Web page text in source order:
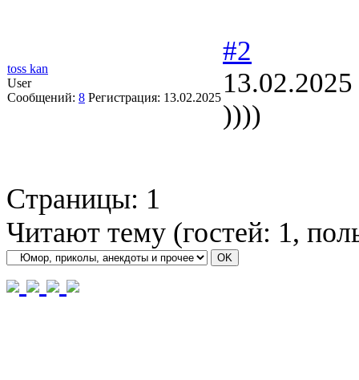
toss kan
User
Сообщений: 8 Регистрация: 13.02.2025
#2
))))
Страницы: 1
Читают тему (гостей: 1,